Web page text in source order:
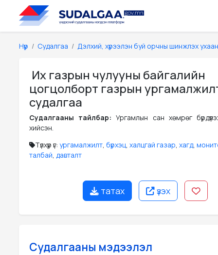
Нүүр Судалгаа Дэлхий, хүрээлэн буй орчны шинжлэх ухаан
Их газрын чулууны байгалийн
цогцолборт газрын
судалгаа
Судалгааны тайлбар:Ургамлын сан хөмрөг
хийсэн.
Түлхүүр үг: ургамалжилт, бүрхэц, халцгай газар, хагд,
талбай, давталт
татах үзэх
Судалгааны мэдээлэл